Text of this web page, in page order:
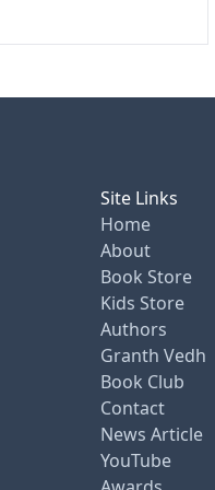
Site Links
Home
About
Book Store
Kids Store
Authors
Granth Vedh
Book Club
Contact
News Article
YouTube